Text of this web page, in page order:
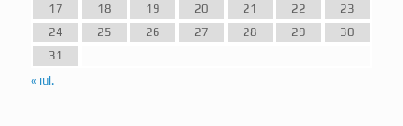
17
18 19 20 21 22
23
24
25 26 27 28 29
30
31
« iul.